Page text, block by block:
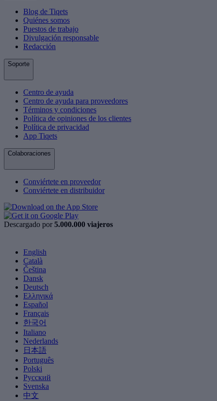
Blog de Tiqets
Quiénes somos
Puestos de trabajo
Divulgación responsable
Redacción
Soporte
Centro de ayuda
Centro de ayuda para proveedores
Términos y condiciones
Política de opiniones de los clientes
Política de privacidad
App Tiqets
Colaboraciones
Conviértete en proveedor
Conviértete en distribuidor
Descargado por 5.000.000 viajeros
English
Català
Čeština
Dansk
Deutsch
Ελληνικά
Español
Français
한국어
Italiano
Nederlands
日本語
Português
Polski
Русский
Svenska
中文